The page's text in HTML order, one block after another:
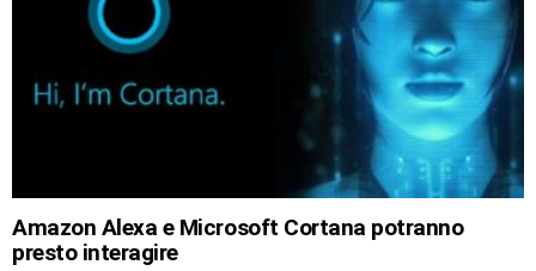
Amazon Alexa e Microsoft Cortana potranno
presto interagire